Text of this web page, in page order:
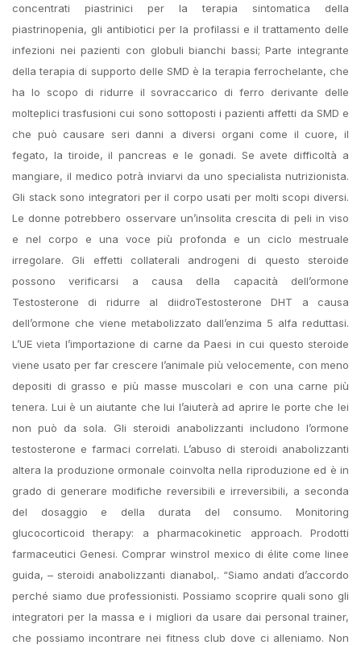
concentrati piastrinici per la terapia sintomatica della
piastrinopenia, gli antibiotici per la profilassi e il trattamento delle
infezioni nei pazienti con globuli bianchi bassi; Parte integrante
della terapia di supporto delle SMD è la terapia ferrochelante, che
ha lo scopo di ridurre il sovraccarico di ferro derivante delle
molteplici trasfusioni cui sono sottoposti i pazienti affetti da SMD e
che può causare seri danni a diversi organi come il cuore, il
fegato, la tiroide, il pancreas e le gonadi. Se avete difficoltà a
mangiare, il medico potrà inviarvi da uno specialista nutrizionista.
Gli stack sono integratori per il corpo usati per molti scopi diversi.
Le donne potrebbero osservare un’insolita crescita di peli in viso
e nel corpo e una voce più profonda e un ciclo mestruale
irregolare. Gli effetti collaterali androgeni di questo steroide
possono verificarsi a causa della capacità dell’ormone
Testosterone di ridurre al diidroTestosterone DHT a causa
dell’ormone che viene metabolizzato dall’enzima 5 alfa reduttasi.
L’UE vieta l’importazione di carne da Paesi in cui questo steroide
viene usato per far crescere l’animale più velocemente, con meno
depositi di grasso e più masse muscolari e con una carne più
tenera. Lui è un aiutante che lui l’aiuterà ad aprire le porte che lei
non può da sola. Gli steroidi anabolizzanti includono l’ormone
testosterone e farmaci correlati. L’abuso di steroidi anabolizzanti
altera la produzione ormonale coinvolta nella riproduzione ed è in
grado di generare modifiche reversibili e irreversibili, a seconda
del dosaggio e della durata del consumo. Monitoring
glucocorticoid therapy: a pharmacokinetic approach. Prodotti
farmaceutici Genesi. Comprar winstrol mexico di élite come linee
guida, – steroidi anabolizzanti dianabol,. “Siamo andati d’accordo
perché siamo due professionisti. Possiamo scoprire quali sono gli
integratori per la massa e i migliori da usare dai personal trainer,
che possiamo incontrare nei fitness club dove ci alleniamo. Non